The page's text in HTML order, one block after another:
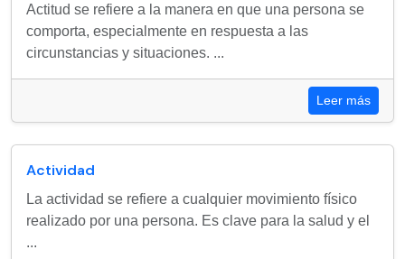
Actitud se refiere a la manera en que una persona se
comporta, especialmente en respuesta a las
circunstancias y situaciones. ...
Leer más
Actividad
La actividad se refiere a cualquier movimiento físico
realizado por una persona. Es clave para la salud y el
...